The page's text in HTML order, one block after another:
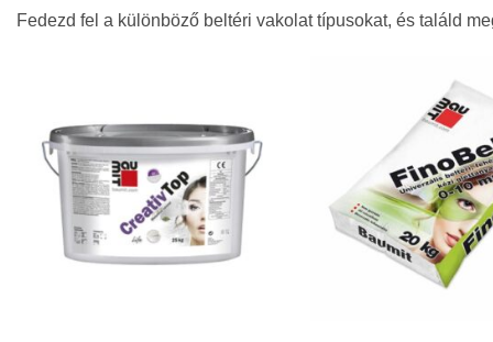
Fedezd fel a különböző beltéri vakolat típusokat, és találd